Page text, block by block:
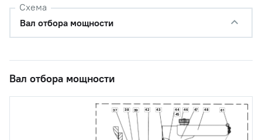
Схема
Вал отбора мощности
Вал отбора мощности
37 38 39 42 43
44
45
46 47 48 61